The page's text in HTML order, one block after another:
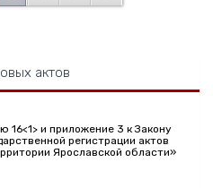
актов
16<1> и приложение 3 к Закону
регистрации актов
Ярославской области»